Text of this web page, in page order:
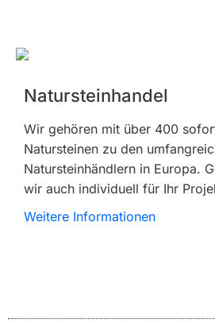
Natursteinhandel
Wir gehören mit über 400
Natursteinen zu den
Natursteinhändlern in Europa.
wir auch individuell für Ihr
Weitere Informationen